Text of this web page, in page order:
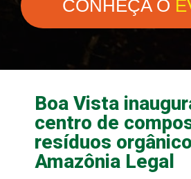
CONHEÇA O
Boa Vista
centro de
resíduos
Amazônia Legal